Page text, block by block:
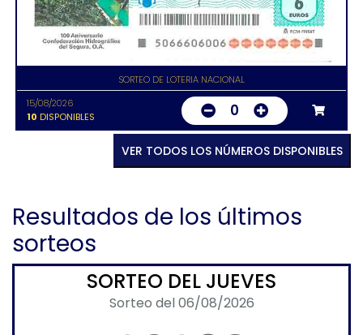
SORTEO DE LOTERIA NACIONAL
15/08/2026
10 DISPONIBLES 0
VER TODOS LOS NÚMEROS DISPONIBLES
Resultados de los últimos
sorteos
SORTEO DEL JUEVES
Sorteo del 06/08/2026